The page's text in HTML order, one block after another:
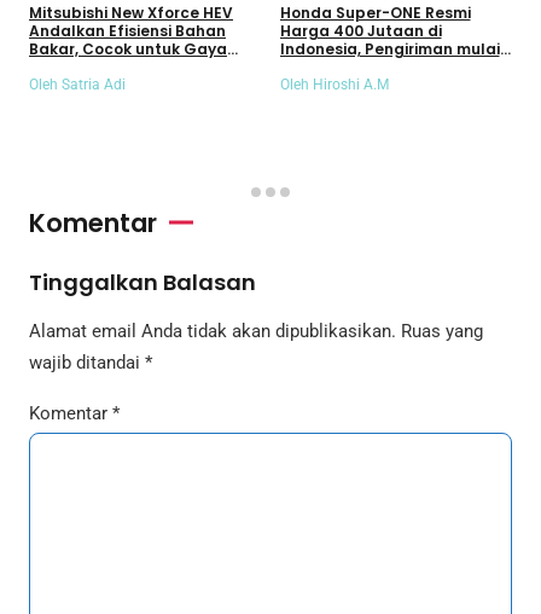
Mitsubishi New Xforce HEV
Andalkan Efisiensi Bahan
Bakar, Cocok untuk Gaya
Jarak Jauh
Oleh Satria Adi
Honda Super-ONE Resmi
Harga 400 Jutaan di
Indonesia, Pengiriman mulai
Oleh Hiroshi A.M
Komentar
Tinggalkan Balasan
Alamat email Anda tidak akan dipublikasikan. Ruas yang
wajib ditandai *
Komentar *